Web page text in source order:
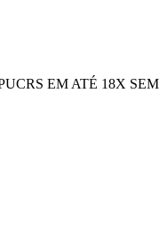
EM ATÉ 18X SEM